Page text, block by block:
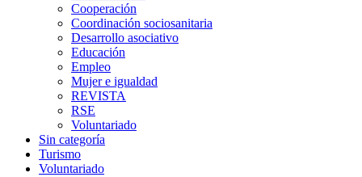
Cooperación
Coordinación sociosanitaria
Desarrollo asociativo
Educación
Empleo
Mujer e igualdad
REVISTA
RSE
Voluntariado
Sin categoría
Turismo
Voluntariado